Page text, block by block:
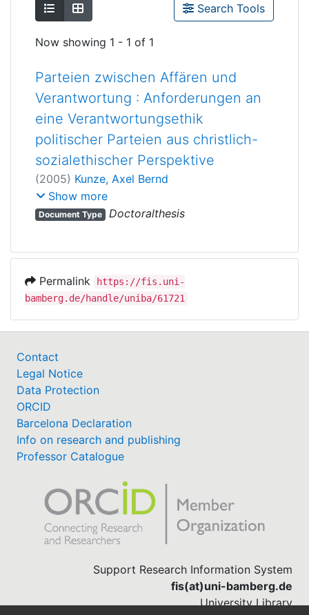
Show as list
Show as grid Search Tools
Now showing 1 - 1 of 1
Parteien zwischen Affären und
Verantwortung : Anforderungen an
eine Verantwortungsethik
politischer Parteien aus christlich-
sozialethischer Perspektive
(2005) Kunze, Axel Bernd
Heimbach-Steins, Marianne
;Eid, Volker
Show more
Document Type Doctoralthesis
Permalink
https://fis.uni-
bamberg.de/handle/uniba/61721
Contact
Legal Notice
Data Protection
ORCID
Barcelona Declaration
Info on research and publishing
Professor Catalogue
Support Research Information System
fis(at)uni-bamberg.de
University Library